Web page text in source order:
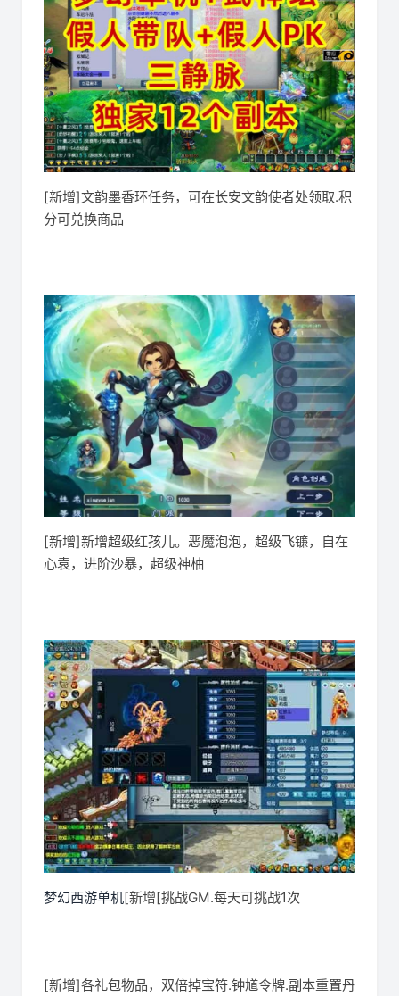
[新增]文韵墨香环任务，可在长安文韵使者处领取.积
分可兑换商品
[新增]新增超级红孩儿。恶魔泡泡，超级飞镰，自在
心袁，进阶沙暴，超级神柚
梦幻西游单机[新增[挑战GM.每天可挑战1次
[新增]各礼包物品，双倍掉宝符.钟馗令牌.副本重置丹